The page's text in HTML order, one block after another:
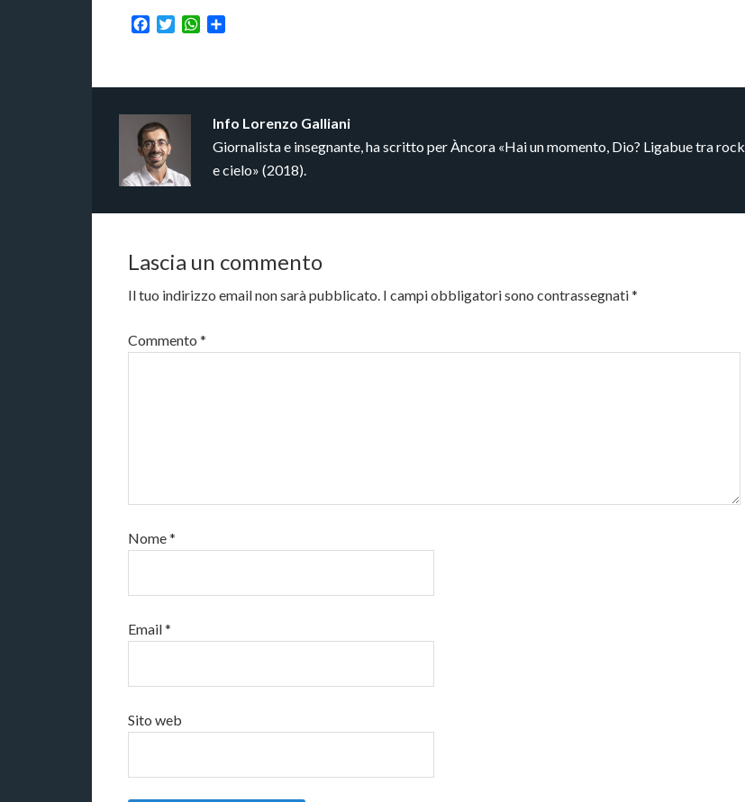
Facebook
TwitterWhatsApp
Info Lorenzo Galliani
Giornalista e insegnante, ha scritto per Àncora «Hai un momento, Dio? Ligabue tra rock
e cielo» (2018).
Lascia un commento
Il tuo indirizzo email non sarà pubblicato. I campi obbligatori sono contrassegnati*
Commento *
Nome*
Email*
Sito web